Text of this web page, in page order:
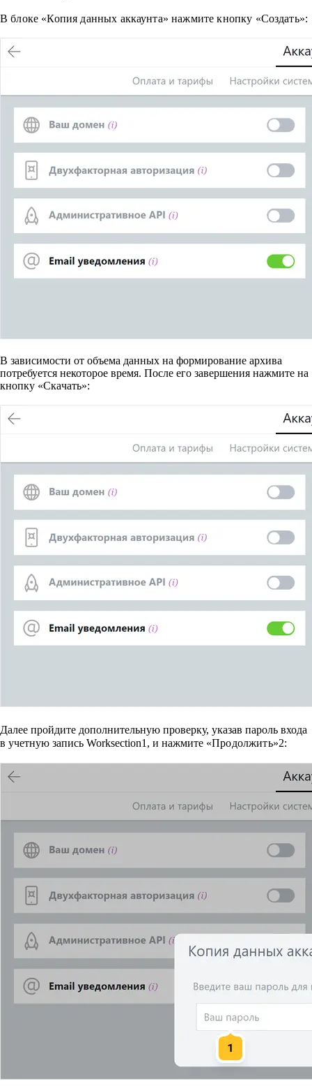
В блоке «Копия данных аккаунта» нажмите кнопку «Создать»:
В зависимости от объема данных на формирование архива
потребуется некоторое время. После его завершения нажмите на
кнопку «Скачать»:
Далее пройдите дополнительную проверку, указав пароль входа
в учетную запись Worksection1 , и нажмите «Продолжить»2: